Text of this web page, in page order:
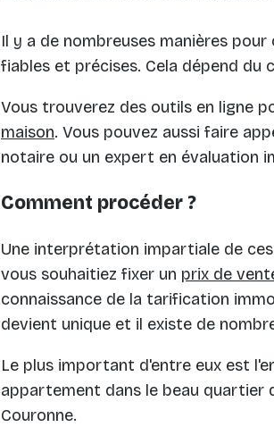
Il y a de nombreuses manières
fiables et précises. Cela dépend du
Vous trouverez des outils en ligne
maison. Vous pouvez aussi faire
notaire ou un expert en évaluation
Comment procéder ?
Une interprétation impartiale de
vous souhaitiez fixer un prix de
connaissance de la tarification
devient unique et il existe de
Le plus important d'entre eux est
appartement dans le beau quartier
Couronne.